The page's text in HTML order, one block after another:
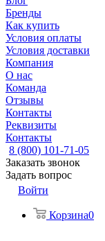
Бренды
Как купить
Условия оплаты
Условия доставки
Компания
О нас
Команда
Отзывы
Контакты
Реквизиты
Контакты
8 (800) 101-71-05
Заказать звонок
Задать вопрос
Войти
Корзина0